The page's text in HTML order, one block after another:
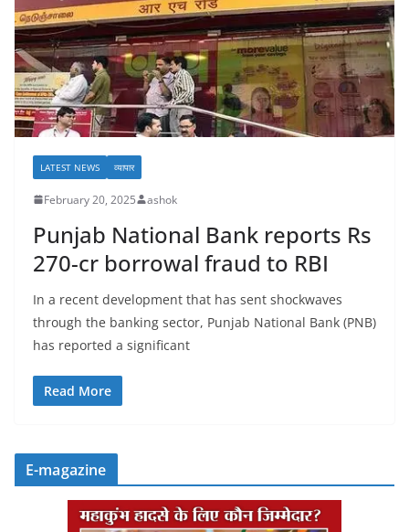
LATEST NEWS व्यापार
February 20, 2025 ashok
Punjab National Bank reports Rs
270-cr borrowal fraud to RBI
In a recent development that has sent shockwaves
through the banking sector, Punjab National Bank (PNB)
has reported a significant
Read More
E-magazine